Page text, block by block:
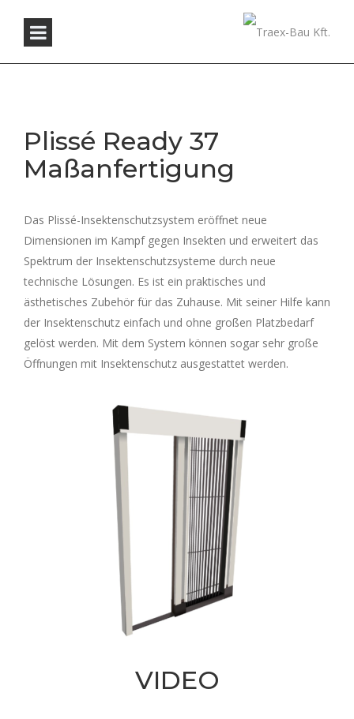
Plissé Ready 37
Maßanfertigung
Das Plissé-Insektenschutzsystem eröffnet neue
Dimensionen im Kampf gegen Insekten und erweitert das
Spektrum der Insektenschutzsysteme durch neue
technische Lösungen. Es ist ein praktisches und
ästhetisches Zubehör für das Zuhause. Mit seiner Hilfe kann
der Insektenschutz einfach und ohne großen Platzbedarf
gelöst werden. Mit dem System können sogar sehr große
Öffnungen mit Insektenschutz ausgestattet werden.
VIDEO